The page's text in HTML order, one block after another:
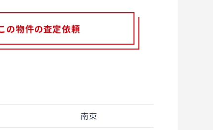
の物件の査定依頼
南東